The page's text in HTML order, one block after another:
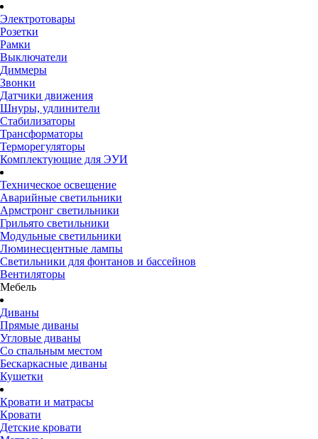
Электротовары
Розетки
Рамки
Выключатели
Диммеры
Звонки
Датчики движения
Шнуры, удлинители
Стабилизаторы
Трансформаторы
Терморегуляторы
Комплектующие для ЭУИ
Техническое освещение
Аварийные светильники
Армстронг светильники
Грильято светильники
Модульные светильники
Люминесцентные лампы
Светильники для фонтанов и бассейнов
Вентиляторы
Мебель
Диваны
Прямые диваны
Угловые диваны
Со спальным местом
Бескаркасные диваны
Кушетки
Кровати и матрасы
Кровати
Детские кровати